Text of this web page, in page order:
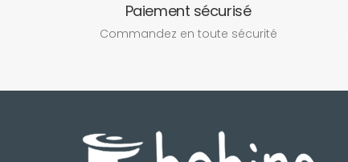
Paiement sécurisé
Commandez en toute sécurité